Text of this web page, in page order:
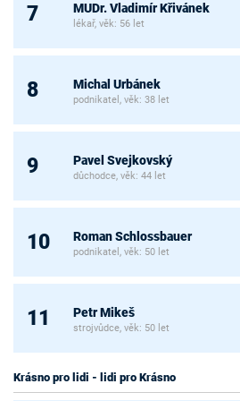
7 MUDr. Vladimír Křivánek
lékař, věk: 56 let
8 Michal Urbánek
podnikatel, věk: 38 let
9 Pavel Svejkovský
důchodce, věk: 44 let
10 Roman Schlossbauer
podnikatel, věk: 50 let
11 Petr Mikeš
strojvůdce, věk: 50 let
Krásno pro lidi - lidi pro Krásno